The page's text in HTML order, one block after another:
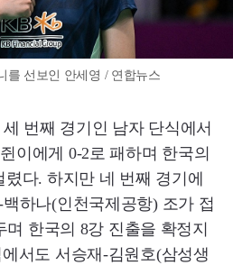
를 선보인 안세영 / 연합뉴스
번째 경기인 남자 단식에서
이에게 0-2로 패하며 한국의
다. 하지만 네 번째 경기에
하나(인천국제공항) 조가 접
한국의 8강 진출을 확정지
서도 서승재-김원호(삼성생